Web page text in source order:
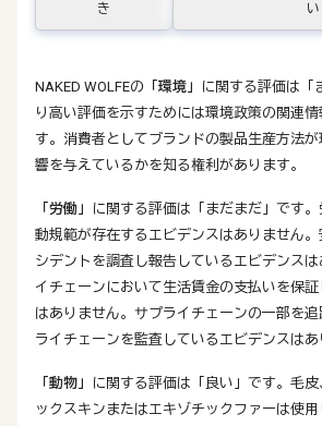
き
い
NAKED WOLFEの 「環境」
に関する評価は「
り高い評価を示すためには環境政策の関連
す。消費者としてブランドの製品生産方法
響を与えているかを知る権利があります。
「労働」
に関する評価は「まだまだ」です
動規範が存在するエビデンスはありません
シデントを調査し報告しているエビデンス
イチェーンにおいて生活賃金の支払いを保
はありません。サプライチェーンの一部を
ライチェーンを監査しているエビデンスはあ
「動物」
に関する評価は「良い」です。毛
ックスキンまたはエキゾチックファーは使